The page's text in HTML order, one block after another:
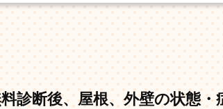
診断後、屋根、外壁の状態・